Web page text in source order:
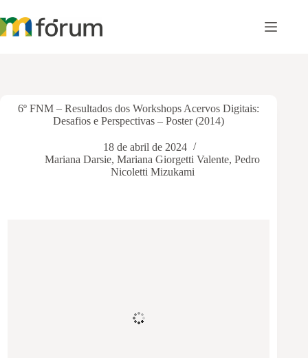
para
o
6º FNM – Resultados dos Workshops Acervos Digitais:
Desafios e Perspectivas – Poster (2014)
18 de abril de 2024
Mariana Darsie,Mariana Giorgetti Valente,Pedro
Nicoletti Mizukami